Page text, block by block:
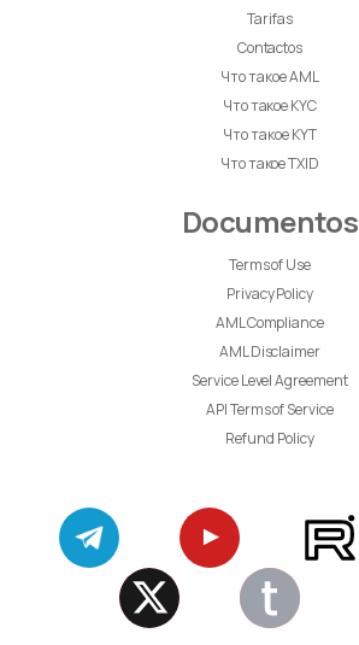
Tarifas
Contactos
Что такое AML
Что такое KYC
Что такое KYT
Что такое TXID
Documentos
Terms of Use
Privacy Policy
AML Compliance
AML Disclaimer
Service Level Agreement
API Terms of Service
Refund Policy